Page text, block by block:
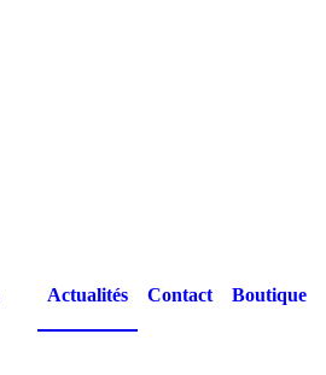
Actualités Contact Boutique